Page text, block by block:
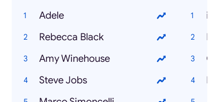
Adele
Rebecca Black
Amy Winehouse
Steve Jobs